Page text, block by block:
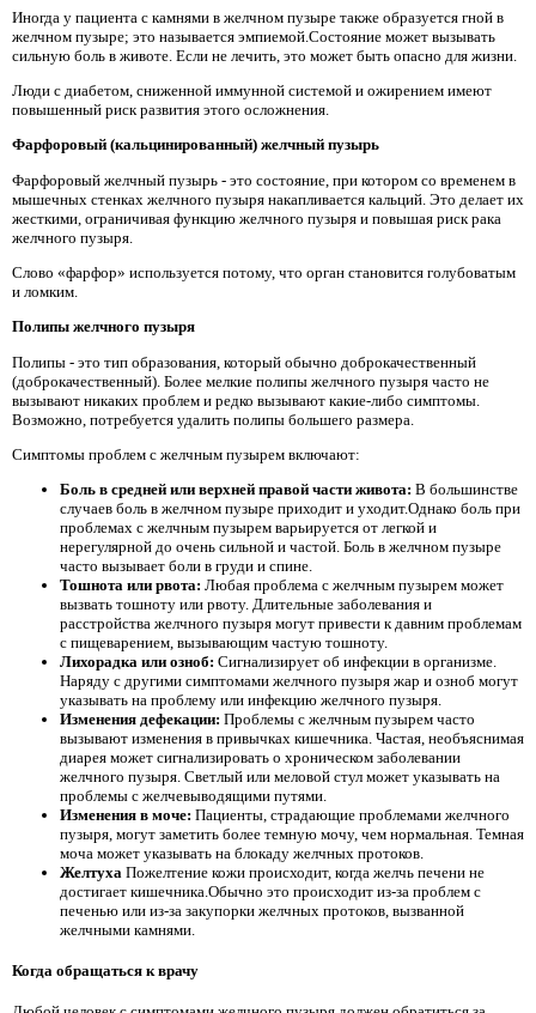
Иногда у пациента с камнями в желчном пузыре также образуется гной в
желчном пузыре; это называется эмпиемой.Состояние может вызывать
сильную боль в животе. Если не лечить, это может быть опасно для жизни.
Люди с диабетом, сниженной иммунной системой и ожирением имеют
повышенный риск развития этого осложнения.
Фарфоровый (кальцинированный) желчный пузырь
Фарфоровый желчный пузырь - это состояние, при котором со временем в
мышечных стенках желчного пузыря накапливается кальций. Это делает их
жесткими, ограничивая функцию желчного пузыря и повышая риск рака
желчного пузыря.
Слово «фарфор» используется потому, что орган становится голубоватым
и ломким.
Полипы желчного пузыря
Полипы - это тип образования, который обычно доброкачественный
(доброкачественный). Более мелкие полипы желчного пузыря часто не
вызывают никаких проблем и редко вызывают какие-либо симптомы.
Возможно, потребуется удалить полипы большего размера.
Симптомы проблем с желчным пузырем включают:
Боль в средней или верхней правой части живота: В большинстве
случаев боль в желчном пузыре приходит и уходит.Однако боль при
проблемах с желчным пузырем варьируется от легкой и
нерегулярной до очень сильной и частой. Боль в желчном пузыре
часто вызывает боли в груди и спине.
Тошнота или рвота: Любая проблема с желчным пузырем может
вызвать тошноту или рвоту. Длительные заболевания и
расстройства желчного пузыря могут привести к давним проблемам
с пищеварением, вызывающим частую тошноту.
Лихорадка или озноб: Сигнализирует об инфекции в организме.
Наряду с другими симптомами желчного пузыря жар и озноб могут
указывать на проблему или инфекцию желчного пузыря.
Изменения дефекации: Проблемы с желчным пузырем часто
вызывают изменения в привычках кишечника. Частая, необъяснимая
диарея может сигнализировать о хроническом заболевании
желчного пузыря. Светлый или меловой стул может указывать на
проблемы с желчевыводящими путями.
Изменения в моче: Пациенты, страдающие проблемами желчного
пузыря, могут заметить более темную мочу, чем нормальная. Темная
моча может указывать на блокаду желчных протоков.
Желтуха Пожелтение кожи происходит, когда желчь печени не
достигает кишечника.Обычно это происходит из-за проблем с
печенью или из-за закупорки желчных протоков, вызванной
желчными камнями.
Когда обращаться к врачу